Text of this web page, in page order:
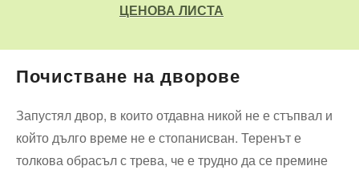
ЦЕНОВА ЛИСТА
Почистване на дворове
Запустял двор, в които отдавна никой не е стъпвал и
който дълго време не е стопанисван. Теренът е
толкова обрасъл с трева, че е трудно да се премине